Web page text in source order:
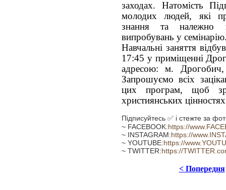
заходах. Натомість
молодих людей, які
знання та належно
випробувань у
Навчальні заняття
17:45 у приміщенні
адресою: м.
Запрошуємо всіх
цих програм, щоб
християнських
Підписуйтесь ✅ і стежте за
~ FACEBOOK:https://
~ INSTAGRAM:https://
~ YOUTUBE:https://
~ TWITTER:https://
< Попередня